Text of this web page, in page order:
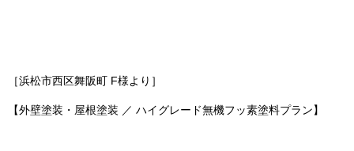
［浜松市西区舞阪町 F様より］
【外壁塗装・屋根塗装 ／ ハイグレード無機フッ素塗料プラン】